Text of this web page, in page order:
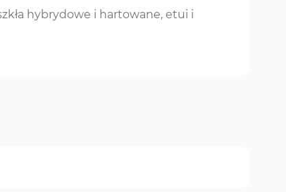
hybrydowe i hartowane, etui i